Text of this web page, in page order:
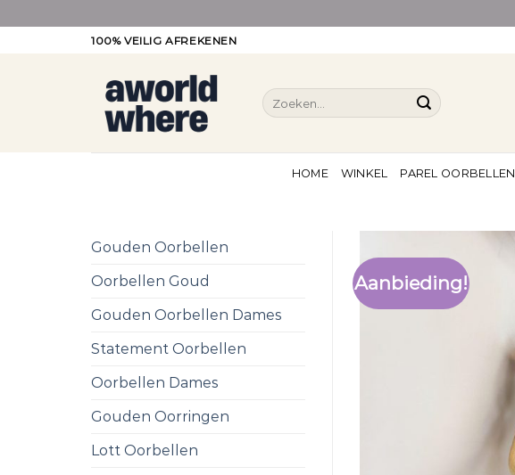
100% VEILIG AFREKENEN
Zoeken
naar:
HOME WINKEL PAREL OORBELLEN
Gouden Oorbellen
Oorbellen Goud
Gouden Oorbellen Dames
Statement Oorbellen
Oorbellen Dames
Gouden Oorringen
Lott Oorbellen
Aanbieding!